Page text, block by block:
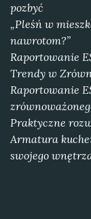
pozbyć
„Pleśń w
nawrotom?”
Raportowanie
Trendy w
Raportowanie
Praktyczne
Armatura
swojego